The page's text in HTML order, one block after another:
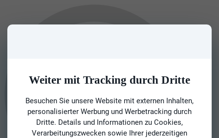
Weiter mit Tracking durch Dritte
Besuchen Sie unsere Website mit externen Inhalten,
personalisierter Werbung und Werbetracking durch
Dritte. Details und Informationen zu Cookies,
Verarbeitungszwecken sowie Ihrer jederzeitigen